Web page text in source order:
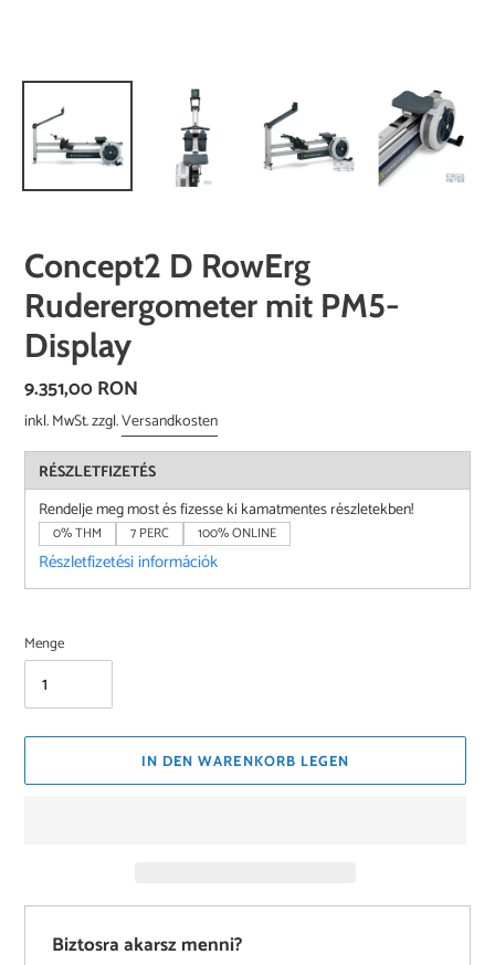
Concept2 D RowErg
Ruderergometer mit PM5-
Display
Normaler
Preis
9.351,00 RON
inkl. MwSt. zzgl.Versandkosten
RÉSZLETFIZETÉS
Rendelje meg most és fizesse ki kamatmentes részletekben!
0% THM 7 PERC 100% ONLINE
Részletfizetési információk
Menge
IN DEN WARENKORB LEGEN
Biztosra akarsz menni?